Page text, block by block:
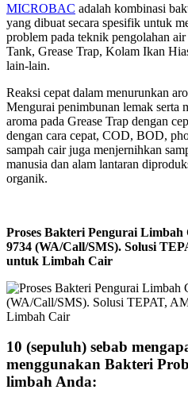
MICROBAC adalah kombinasi
yang dibuat secara spesifik untuk
problem pada teknik pengolahan
Tank, Grease Trap, Kolam Ikan
lain-lain.
Reaksi cepat dalam menurunkan
Mengurai penimbunan lemak serta
aroma pada Grease Trap dengan
dengan cara cepat, COD, BOD,
sampah cair juga menjernihkan
manusia dan alam lantaran
organik.
Proses Bakteri Pengurai Limbah
9734 (WA/Call/SMS). Solusi
untuk Limbah Cair
10 (sepuluh) sebab
menggunakan Bakteri
limbah Anda: